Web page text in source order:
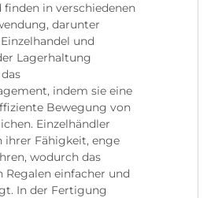
finden in verschiedenen
darunter
und
Lagerhaltung
indem sie eine
Bewegung von
Einzelhändler
ihrer Fähigkeit, enge
wodurch das
Regalen einfacher und
In der Fertigung